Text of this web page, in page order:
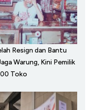
Resign dan Bantu
Warung, Kini Pemilik
Toko